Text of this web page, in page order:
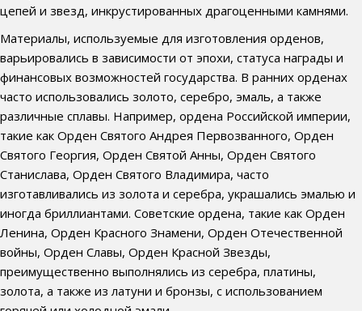
цепей и звезд, инкрустированных драгоценными камнями.
Материалы, используемые для изготовления орденов,
варьировались в зависимости от эпохи, статуса награды и
финансовых возможностей государства. В ранних орденах
часто использовались золото, серебро, эмаль, а также
различные сплавы. Например, ордена Российской империи,
такие как Орден Святого Андрея Первозванного, Орден
Святого Георгия, Орден Святой Анны, Орден Святого
Станислава, Орден Святого Владимира, часто
изготавливались из золота и серебра, украшались эмалью и
иногда бриллиантами. Советские ордена, такие как Орден
Ленина, Орден Красного Знамени, Орден Отечественной
войны, Орден Славы, Орден Красной Звезды,
преимущественно выполнялись из серебра, платины,
золота, а также из латуни и бронзы, с использованием